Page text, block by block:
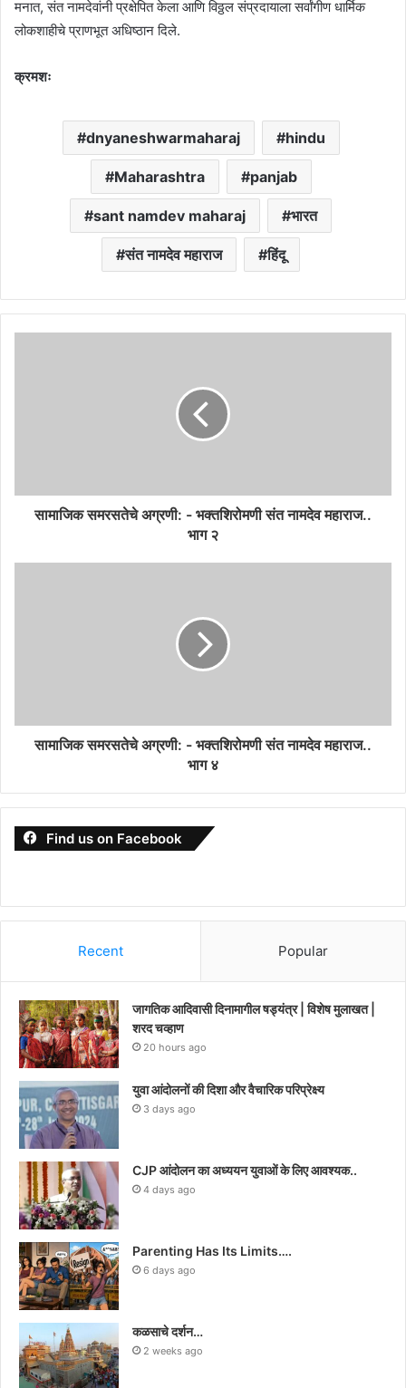
मनात, संत नामदेवांनी प्रक्षेपित केला आणि विठ्ठल संप्रदायाला सर्वांगीण धार्मिक
लोकशाहीचे प्राणभूत अधिष्ठान दिले.
क्रमशः
dnyaneshwarmaharaj hindu
Maharashtra panjab
sant namdev maharaj भारत
संत नामदेव महाराज हिंदू
सामाजिक समरसतेचे अग्रणी: - भक्तशिरोमणी संत नामदेव महाराज..
भाग २
सामाजिक समरसतेचे अग्रणी: - भक्तशिरोमणी संत नामदेव महाराज..
भाग ४
Find us on Facebook
Recent Popular
जागतिक आदिवासी दिनामागील षड्यंत्र | विशेष मुलाखत |
शरद चव्हाण
20 hours ago
युवा आंदोलनों की दिशा और वैचारिक परिप्रेक्ष्य
3 days ago
CJP आंदोलन का अध्ययन युवाओं के लिए आवश्यक..
4 days ago
Parenting Has Its Limits….
6 days ago
कळसाचे दर्शन…
2 weeks ago